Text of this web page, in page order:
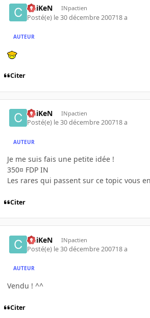
ChiKeN INpactien
Posté(e) le 30 décembre 200718 a
AUTEUR
Citer
ChiKeN INpactien
Posté(e) le 30 décembre 200718 a
AUTEUR
Je me suis fais une petite idée !
350¤ FDP IN
Les rares qui passent sur ce topic vous
Citer
ChiKeN INpactien
Posté(e) le 30 décembre 200718 a
AUTEUR
Vendu ! ^^
Citer